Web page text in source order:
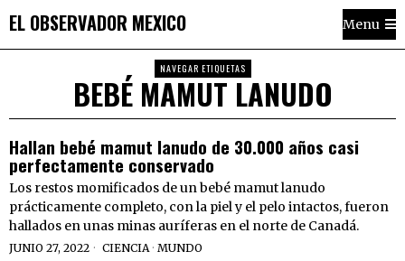
EL OBSERVADOR MEXICO Menu
NAVEGAR ETIQUETAS
BEBÉ MAMUT LANUDO
Hallan bebé mamut lanudo de 30.000 años casi
perfectamente conservado
Los restos momificados de un bebé mamut lanudo
prácticamente completo, con la piel y el pelo intactos, fueron
hallados en unas minas auríferas en el norte de Canadá.
JUNIO 27, 2022 CIENCIA · MUNDO